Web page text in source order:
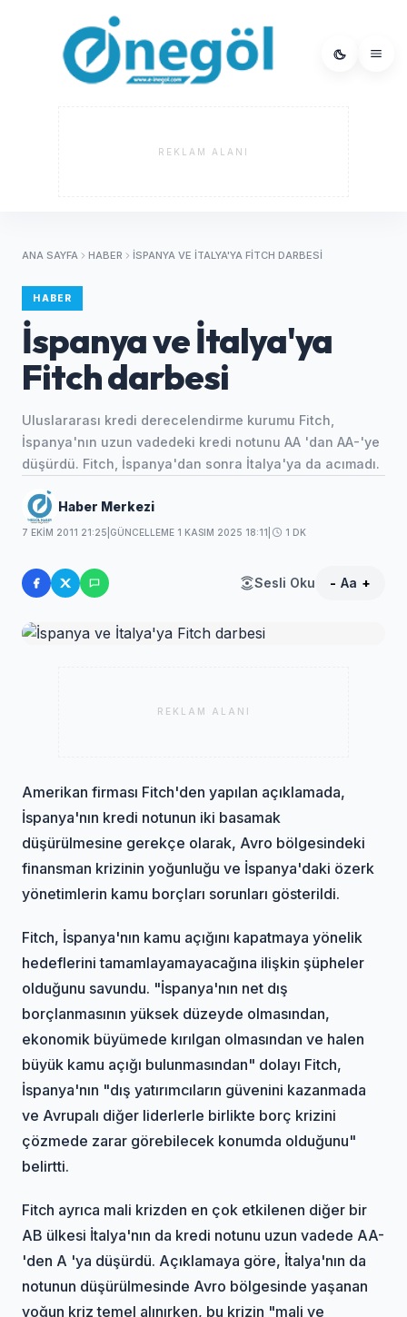
REKLAM ALANI
ANA SAYFA HABER İSPANYA VE İTALYA'YA FITCH DARBESI
HABER
İspanya ve İtalya'ya
Fitch darbesi
Uluslararası kredi derecelendirme kurumu Fitch,
İspanya'nın uzun vadedeki kredi notunu AA 'dan AA-'ye
düşürdü. Fitch, İspanya'dan sonra İtalya'ya da acımadı.
Haber Merkezi
7 EKIM 2011 21:25 GÜNCELLEME 1 KASIM 2025 18:11 1 DK
Sesli Oku - Aa +
REKLAM ALANI
Amerikan firması Fitch'den yapılan açıklamada,
İspanya'nın kredi notunun iki basamak
düşürülmesine gerekçe olarak, Avro bölgesindeki
finansman krizinin yoğunluğu ve İspanya'daki özerk
yönetimlerin kamu borçları sorunları gösterildi.
Fitch, İspanya'nın kamu açığını kapatmaya yönelik
hedeflerini tamamlayamayacağına ilişkin şüpheler
olduğunu savundu. "İspanya'nın net dış
borçlanmasının yüksek düzeyde olmasından,
ekonomik büyümede kırılgan olmasından ve halen
büyük kamu açığı bulunmasından" dolayı Fitch,
İspanya'nın "dış yatırımcıların güvenini kazanmada
ve Avrupalı diğer liderlerle birlikte borç krizini
çözmede zarar görebilecek konumda olduğunu"
belirtti.
Fitch ayrıca mali krizden en çok etkilenen diğer bir
AB ülkesi İtalya'nın da kredi notunu uzun vadede AA-
'den A 'ya düşürdü. Açıklamaya göre, İtalya'nın da
notunun düşürülmesinde Avro bölgesinde yaşanan
yoğun kriz temel alınırken, bu krizin "mali ve